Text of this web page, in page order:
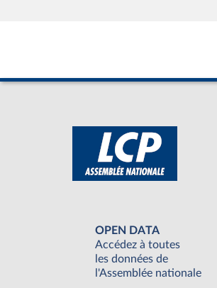
OPEN DATA
Accédez à toutes
les données de
l'Assemblée nationale